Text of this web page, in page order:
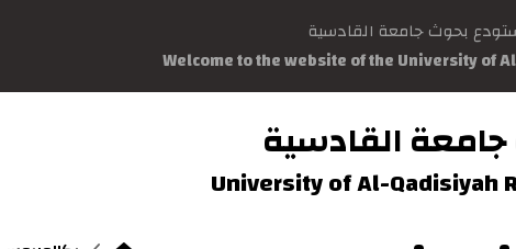
بحوث جامعة القادسية
Welcome to the website of the University of
القادسية
University of Al-Qadisiyah